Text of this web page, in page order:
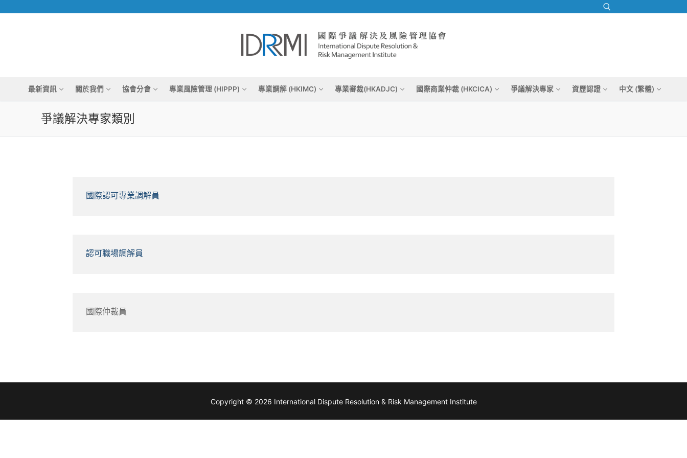
最新資訊 關於我們 協會分會 專業風險管理 (HIPPP) 專業調解 (HKIMC) 專業審裁(HKADJC) 國際商業仲裁 (HKCICA) 爭議解決專家 資歷認證 中文 (繁體)
爭議解決專家類別
國際認可專業調解員
認可職場調解員
國際仲裁員
Copyright © 2026 International Dispute Resolution & Risk Management Institute